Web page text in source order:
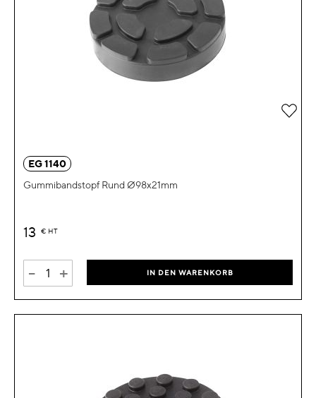
EG 1140
Gummibandstopf Rund Ø98x21mm
13 € HT
- + IN DEN WARENKORB
Zur